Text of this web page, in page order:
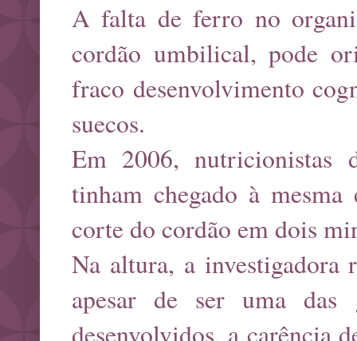
A falta de ferro no
cordão umbilical, pode
fraco desenvolvimento
suecos.
Em 2006, nutricionistas
tinham chegado à
corte do cordão em dois
Na altura, a investigadora
apesar de ser uma das
desenvolvidos, a carência